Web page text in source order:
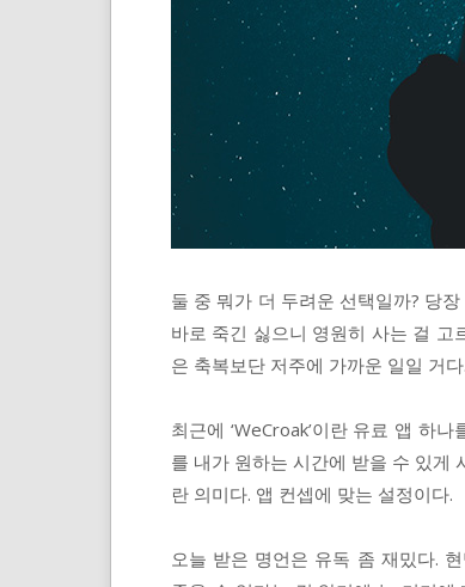
둘 중 뭐가 더 두려운 선택일까? 당
바로 죽긴 싫으니 영원히 사는 걸 고
은 축복보단 저주에 가까운 일일 거다.
최근에 ‘WeCroak’이란 유료 앱 하
를 내가 원하는 시간에 받을 수 있게
란 의미다. 앱 컨셉에 맞는 설정이다.
오늘 받은 명언은 유독 좀 재밌다.